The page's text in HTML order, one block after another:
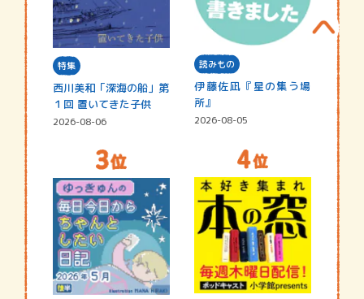
特集
西川美和「深海の船」第
１回 置いてきた子供
2026-08-06
読みもの
伊藤佐凪『星の集う場
所』
2026-08-05